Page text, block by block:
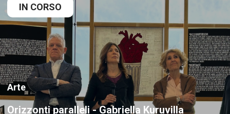
IN CORSO
Arte
Orizzonti paralleli - Gabriella Kuruvilla